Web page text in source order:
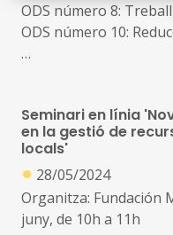
ODS número 8:
ODS número 10:
manca d'aspirants
l'experiència exigides
ineficient) que hi hagi
desenvolupar
accedir per no
Seminari en línia
en la gestió de
locals'
● 28/05/2024
Organitza: Fundación
juny, de 10h a 11h